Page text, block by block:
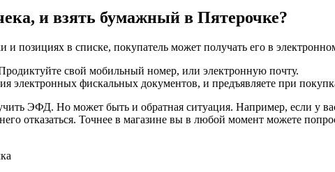
и взять бумажный в Пятерочке?
позициях в списке, покупатель может получать его в
свой мобильный номер, или электронную почту.
фискальных документов, и предъявляете при
ЭФД. Но может быть и обратная ситуация. Например, если у
отказаться. Точнее в магазине вы в любой момент можете